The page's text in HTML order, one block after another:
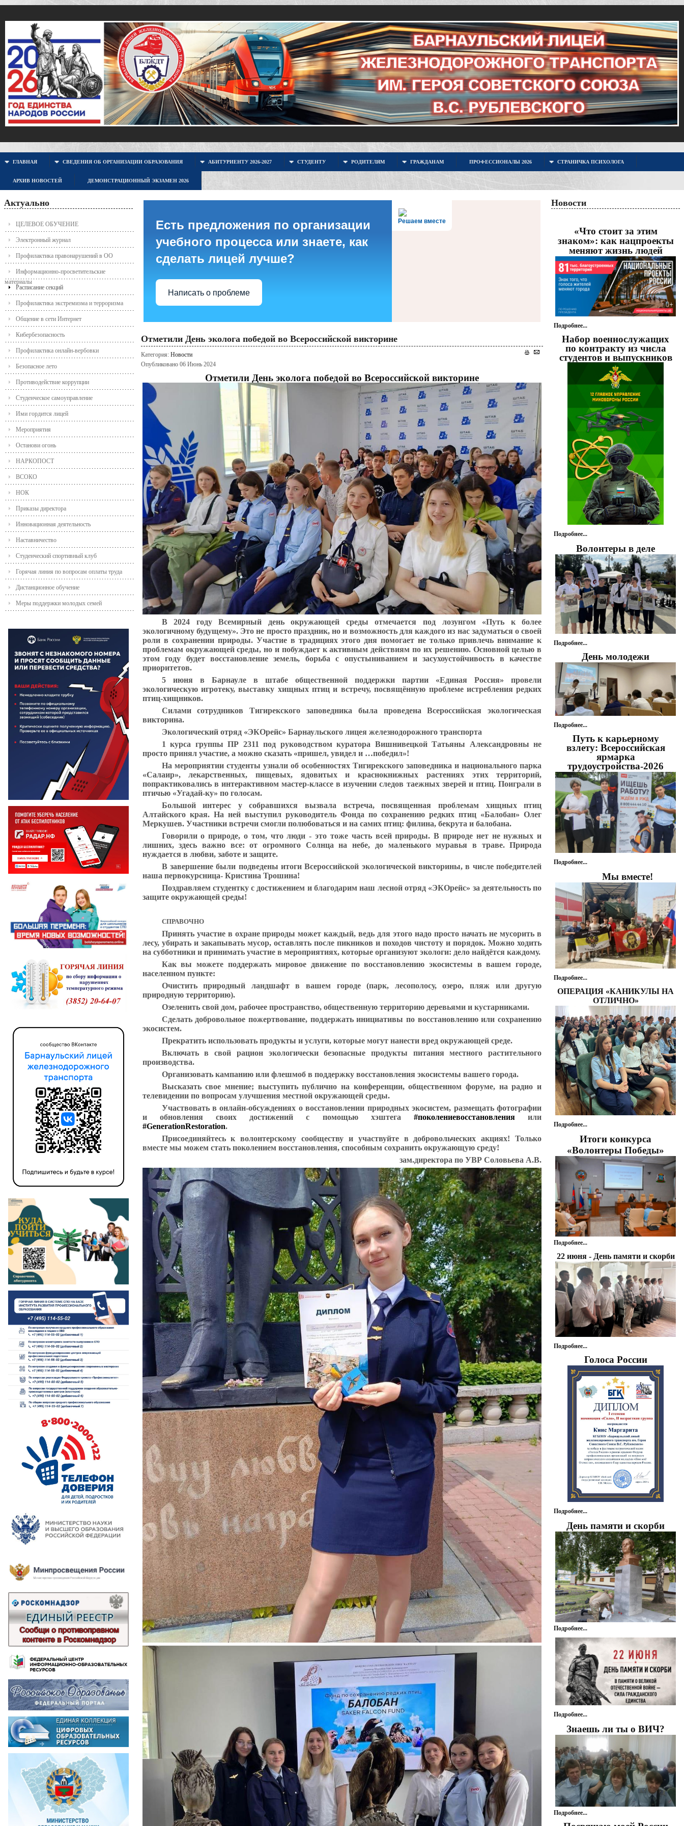
ГЛАВНАЯ СВЕДЕНИЯ ОБ ОРГАНИЗАЦИИ ОБРАЗОВАНИЯ АБИТУРИЕНТУ 2026-2027 СТУДЕНТУ РОДИТЕЛЯМ ГРАЖДАНАМ ПРОФЕССИОНАЛЫ 2026 СТРАНИЧКА ПСИХОЛОГА
АРХИВ НОВОСТЕЙ ДЕМОНСТРАЦИОННЫЙ ЭКЗАМЕН 2026
Актуально
ЦЕЛЕВОЕ ОБУЧЕНИЕ
Электронный журнал
Профилактика правонарушений в ОО
Информационно-просветительские
материалы
Расписание секций
Профилактика экстремизма и терроризма
Общение в сети Интернет
Кибербезопасность
Профилактика онлайн-вербовки
Безопасное лето
Противодействие коррупции
Студенческое самоуправление
Ими гордится лицей
Мероприятия
Останови огонь
НАРКОПОСТ
ВСОКО
НОК
Приказы директора
Инновационная деятельность
Наставничество
Студенческий спортивный клуб
Горячая линия по вопросам оплаты труда
Дистанционное обучение
Меры поддержки молодых семей
Решаем вместе
Есть предложения по организации
учебного процесса или знаете, как
сделать лицей лучше?
Написать о проблеме
Отметили День эколога победой во Всероссийской викторине
Категория: Новости
Опубликовано 06 Июнь 2024
Отметили День эколога победой во Всероссийской викторине
В 2024 году Всемирный день окружающей среды отмечается под лозунгом «Путь к более
экологичному будущему». Это не просто праздник, но и возможность для каждого из нас задуматься о своей
роли в сохранении природы. Участие в традициях этого дня помогает не только привлечь внимание к
проблемам окружающей среды, но и побуждает к активным действиям по их решению. Основной целью в
этом году будет восстановление земель, борьба с опустыниванием и засухоустойчивость в качестве
приоритетов.
5 июня в Барнауле в штабе общественной поддержки партии «Единая Россия» провели
экологическую игротеку, выставку хищных птиц и встречу, посвящённую проблеме истребления редких
птиц-хищников.
Силами сотрудников Тигирекского заповедника была проведенаВсероссийская экологическая
викторина.
Экологический отряд «ЭКОрейс» Барнаульского лицея железнодорожного транспорта
1 курса группы ПР 2311 под руководством куратора Вишнивецкой Татьяны Александровныне
просто принял участие, а можно сказать «пришел, увидел и …победил»!
На мероприятии студенты узнали об особенностях Тигирекского заповедника и национального парка
«Салаир», лекарственных, пищевых, ядовитых и краснокнижных растениях этих территорий,
попрактиковались в интерактивном мастер-классе в изучении следов таежных зверей и птиц. Поиграли в
птичью «Угадай-ку» по голосам.
Большой интерес у собравшихся вызвала встреча, посвященная проблемам хищных птиц
Алтайского края. На ней выступил руководитель Фонда по сохранению редких птиц «Балобан»Олег
Меркушев. Участники встречи смогли полюбоваться и на самих птиц: филина, бекрута и балобана.
Говорили о природе, о том, что люди - это тоже часть всей природы. В природе нет не нужных и
лишних, здесь важно все: от огромного Солнца на небе, до маленького муравья в траве. Природа
нуждается в любви, заботе и защите.
В завершение были подведены итоги Всероссийской экологической викторины, в числе победителей
наша первокурсница- Кристина Трошина!
Поздравляем студентку с достижением и благодарим наш лесной отряд «ЭКОрейс» за деятельность по
защите окружающей среды!
СПРАВОЧНО
Принять участие в охране природы может каждый, ведь для этого надо просто начать не мусорить в
лесу, убирать и закапывать мусор, оставлять после пикников и походов чистоту и порядок. Можно ходить
на субботники и принимать участие в мероприятиях, которые организуют экологи: дело найдётся каждому.
Как вы можете поддержать мировое движение по восстановлению экосистемы в вашем городе,
населенном пункте:
Очистить природный ландшафт в вашем городе (парк, лесополосу, озеро, пляж или другую
природную территорию).
Озеленить свой дом, рабочее пространство, общественную территорию деревьями и кустарниками.
Сделать добровольное пожертвование, поддержать инициативы по восстановлению или сохранению
экосистем.
Прекратить использовать продукты и услуги, которые могут нанести вред окружающей среде.
Включать в свой рацион экологически безопасные продукты питания местного растительного
производства.
Организовать кампанию или флешмоб в поддержку восстановления экосистемы вашего города.
Высказать свое мнение; выступить публично на конференции, общественном форуме, на радио и
телевидении по вопросам улучшения местной окружающей среды.
Участвовать в онлайн-обсуждениях о восстановлении природных экосистем, размещать фотографии
и обновления своих достижений с помощью хэштега#поколениевосстановления или
#GenerationRestoration.
Присоединяйтесь к волонтерскому сообществу и участвуйте в добровольческих акциях! Только
вместе мы можем стать поколением восстановления, способным сохранить окружающую среду!
зам.директора по УВР Соловьева А.В.
Новости
«Что стоит за этим
знаком»: как нацпроекты
меняют жизнь людей
Подробнее...
Набор военнослужащих
по контракту из числа
студентов и выпускников
Подробнее...
Волонтеры в деле
Подробнее...
День молодежи
Подробнее...
Путь к карьерному
взлету: Всероссийская
ярмарка
трудоустройства-2026
Подробнее...
Мы вместе!
Подробнее...
ОПЕРАЦИЯ «КАНИКУЛЫ НА
ОТЛИЧНО»
Подробнее...
Итоги конкурса
«Волонтеры Победы»
Подробнее...
22 июня - День памяти и скорби
Подробнее...
Голоса России
Подробнее...
День памяти и скорби
Подробнее...
Подробнее...
Знаешь ли ты о ВИЧ?
Подробнее...